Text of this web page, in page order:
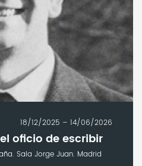
18/12/2025 – 14/06/2026
oficio de escribir
Sala Jorge Juan. Madrid